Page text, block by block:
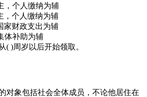
，个人缴纳为辅
，个人缴纳为辅
家财政支出为辅
体补助为辅
( )周岁以后开始领取。
对象包括社会全体成员，不论他居住在